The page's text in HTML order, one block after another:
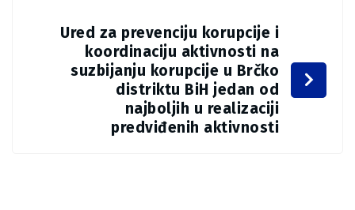
Ured za prevenciju korupcije i
koordinaciju aktivnosti na
suzbijanju korupcije u Brčko
distriktu BiH jedan od
najboljih u realizaciji
predviđenih aktivnosti